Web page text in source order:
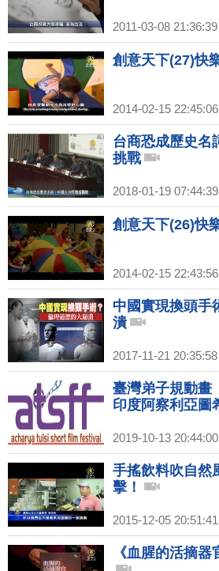
2011-03-08 21:36:39
創意天下(27)快
2014-02-15 22:45:06
台商恐成歷史名
挑戰
2018-01-19 07:44:39
創意天下(26)快
2014-02-15 22:43:56
中國實現換頭手
潰
2017-11-21 20:35:58
臺灣弟子規動畫
印度阿察利亞圖
2019-10-13 20:44:00
手搖飲料吹自然
擊！
2015-12-05 20:51:41
《血腥的活摘